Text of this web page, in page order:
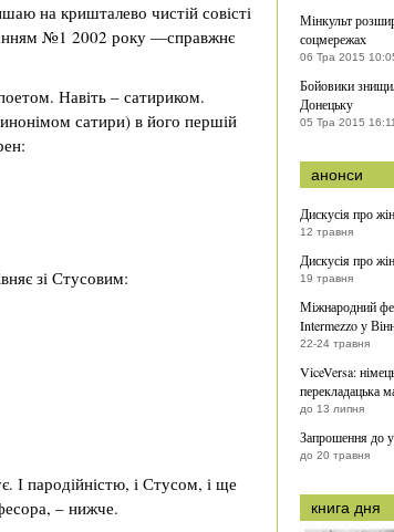
на кришталево чистій совісті
№1 2002 року —справжнє
Навіть – сатириком.
сатири) в його першій
зі Стусовим:
І пародійністю, і Стусом, і ще
– нижче.
Мінкульт
соцмережах
06 Тра 2015
Бойовики
Донецьку
05 Тра 2015 16:11
анонси
Дискусія про
12 травня
Дискусія про
19 травня
Міжнародний
Intermezzo у
22-24 травня
ViceVersa:
перекладацька
до 13 липня
Запрошення до
до 20 травня
книга дня